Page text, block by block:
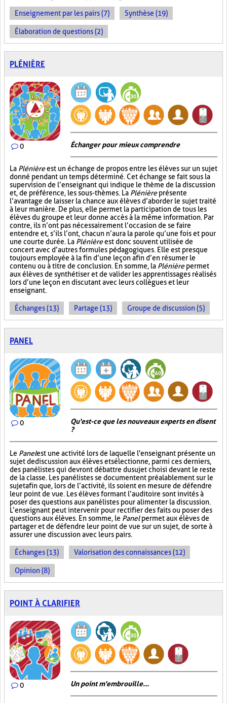
Enseignement par les pairs (7) Synthèse (19)
Élaboration de questions (2)
PLÉNIÈRE
0 Échanger pour mieux comprendre
La Plénièreest un échange de propos entre les élèves sur un sujet
donné pendant un temps déterminé. Cet échange se fait sous la
supervision de l’enseignant qui indique le thème de la discussion
et, de préférence, les sous-thèmes. La Plénièreprésente
l’avantage de laisser la chance aux élèves d’aborder le sujet traité
à leur manière. De plus, elle permet la participation de tous les
élèves du groupe et leur donne accès à la même information. Par
contre, ils n’ont pas nécessairement l’occasion de se faire
entendre et, s’ils l’ont, chacun n’aura la parole qu’une fois et pour
une courte durée. La Plénièreest donc souvent utilisée de
concert avec d’autres formules pédagogiques. Elle est presque
toujours employée à la fin d’une leçon afin d’en résumer le
contenu ou à titre de conclusion. En somme, la Plénièrepermet
aux élèves de synthétiser et de valider les apprentissages réalisés
lors d’une leçon en discutant avec leurs collègues et leur
enseignant.
Échanges (13) Partage (13) Groupe de discussion (5)
PANEL
0
Qu'est-ce que les nouveaux experts en disent
?
Le Panelest une activité lors de laquelle l'enseignant présente un
sujet de discussion aux élèves et sélectionne, parmi ces derniers,
des panélistes qui devront débattre du sujet choisi devant le reste
de la classe. Les panélistes se documentent préalablement sur le
sujet afin que, lors de l’activité, ils soient en mesure de défendre
leur point de vue. Les élèves formant l’auditoire sont invités à
poser des questions aux panélistes pour alimenter la discussion.
L’enseignant peut intervenir pour rectifier des faits ou poser des
questions aux élèves. En somme, le Panelpermet aux élèves de
partager et de défendre leur point de vue sur un sujet, de sorte à
assurer une discussion avec leurs pairs.
Échanges (13) Valorisation des connaissances (12)
Opinion (8)
POINT À CLARIFIER
0 Un point m'embrouille...